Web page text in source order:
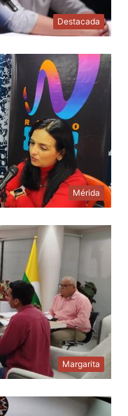
Destacada
Mérida
Margarita